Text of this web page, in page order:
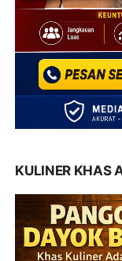
KULINER KHAS